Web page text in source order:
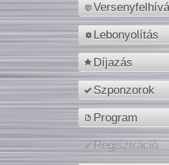
Lebonyolítás
Díjazás
Szponzorok
Program
Regisztráció